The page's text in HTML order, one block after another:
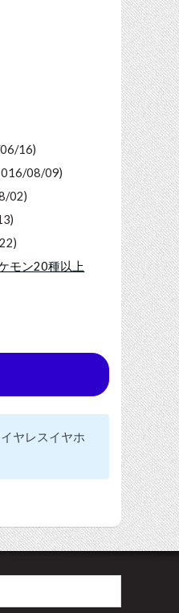
16)
08/09)
02)
モン20種以上
ヤレスイヤホ